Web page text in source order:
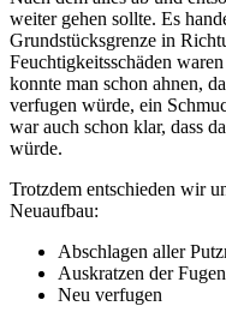
weiter gehen sollte. Es
Grundstücksgrenze in
Feuchtigkeitsschäden
konnte man schon ahnen,
verfugen würde, ein
war auch schon klar, dass
würde.
Trotzdem entschieden wir
Neuaufbau:
Abschlagen aller
Auskratzen der Fugen
Neu verfugen